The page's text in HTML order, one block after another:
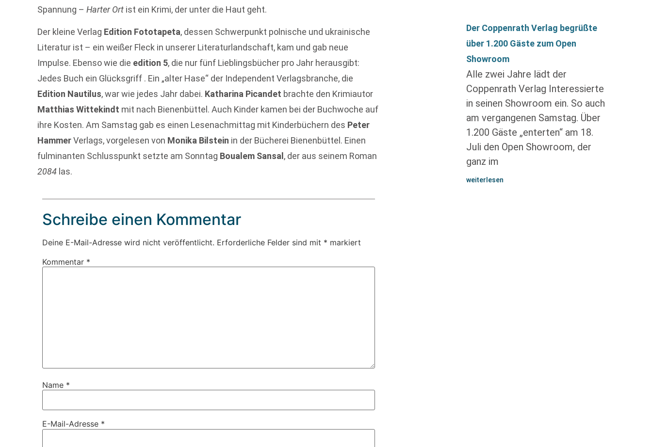
Spannung –Harter Ort ist ein Krimi, der unter die Haut geht.
Der kleine Verlag Edition Fototapeta, dessen Schwerpunkt polnische und ukrainische
Literatur ist – ein weißer Fleck in unserer Literaturlandschaft, kam und gab neue
Impulse. Ebenso wie die edition 5, die nur fünf Lieblingsbücher pro Jahr herausgibt:
Jedes Buch ein Glücksgriff . Ein „alter Hase“ der Independent Verlagsbranche, die
Edition Nautilus, war wie jedes Jahr dabei. Katharina Picandet brachte den Krimiautor
Matthias Wittekindt mit nach Bienenbüttel. Auch Kinder kamen bei der Buchwoche auf
ihre Kosten. Am Samstag gab es einen Lesenachmittag mit Kinderbüchern des Peter
HammerVerlags, vorgelesen von Monika Bilstein in der Bücherei Bienenbüttel. Einen
fulminanten Schlusspunkt setzte am Sonntag Boualem Sansal , der aus seinem Roman
2084 las.
Schreibe einen Kommentar
Deine E-Mail-Adresse wird nicht veröffentlicht. Erforderliche Felder sind mit * markiert
Kommentar *
Name *
E-Mail-Adresse *
Der Coppenrath Verlag begrüßte
über 1.200 Gäste zum Open
Showroom
Alle zwei Jahre lädt der
Coppenrath Verlag Interessierte
in seinen Showroom ein. So auch
am vergangenen Samstag. Über
1.200 Gäste „enterten“ am 18.
Juli den Open Showroom, der
ganz im
weiterlesen